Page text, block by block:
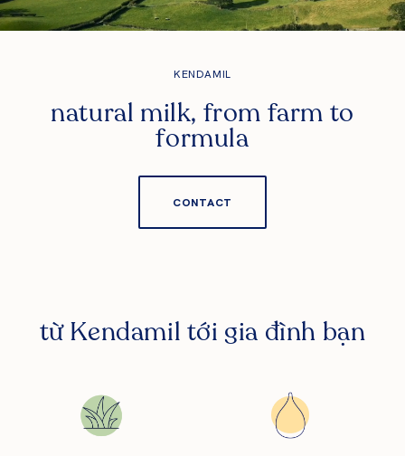
KENDAMIL
natural milk, from farm to
formula
CONTACT
từ Kendamil tới gia đình bạn